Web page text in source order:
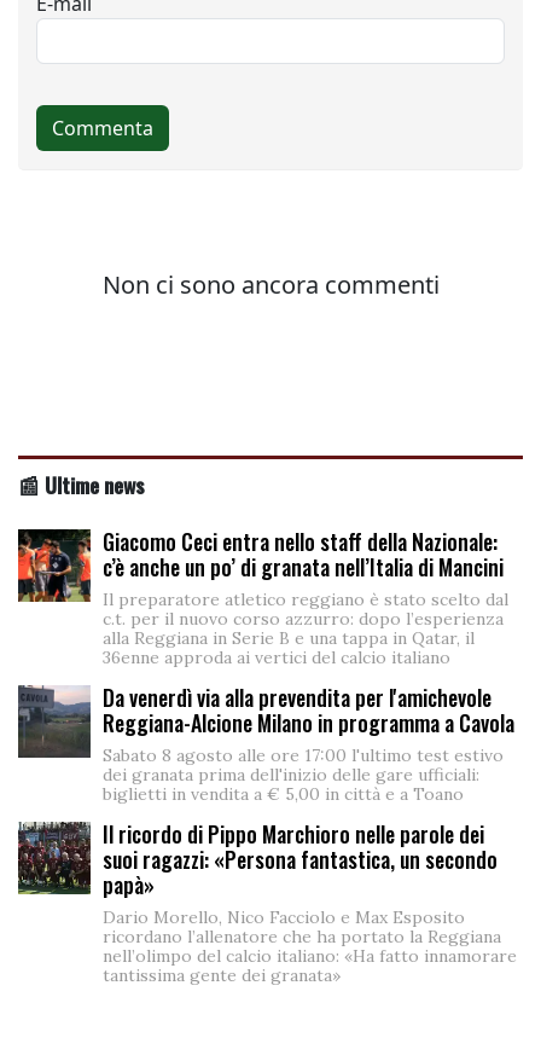
📰 Ultime news
Giacomo Ceci entra nello staff della Nazionale:
c’è anche un po’ di granata nell’Italia di Mancini
Il preparatore atletico reggiano è stato scelto dal
c.t. per il nuovo corso azzurro: dopo l’esperienza
alla Reggiana in Serie B e una tappa in Qatar, il
36enne approda ai vertici del calcio italiano
Da venerdì via alla prevendita per l'amichevole
Reggiana-Alcione Milano in programma a Cavola
Sabato 8 agosto alle ore 17:00 l'ultimo test estivo
dei granata prima dell'inizio delle gare ufficiali:
biglietti in vendita a € 5,00 in città e a Toano
Il ricordo di Pippo Marchioro nelle parole dei
suoi ragazzi: «Persona fantastica, un secondo
papà»
Dario Morello, Nico Facciolo e Max Esposito
ricordano l’allenatore che ha portato la Reggiana
nell’olimpo del calcio italiano: «Ha fatto innamorare
tantissima gente dei granata»